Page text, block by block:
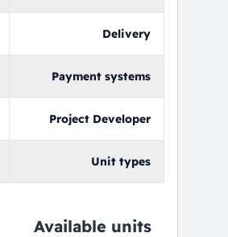
Delivery
Payment systems
Project Developer
Unit types
Available units